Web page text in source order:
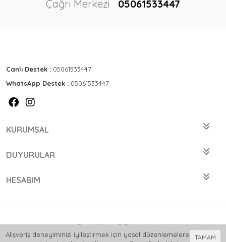
Çağrı Merkezi
05061533447
Canlı Destek : 05061533447
WhatsApp Destek : 05061533447
KURUMSAL
DUYURULAR
HESABIM
Bu siteVikaon E-Ticaret sistemleriile hazırlanmıştır.
TAMAM
Alışveriş deneyiminizi iyileştirmek için yasal düzenlemelere